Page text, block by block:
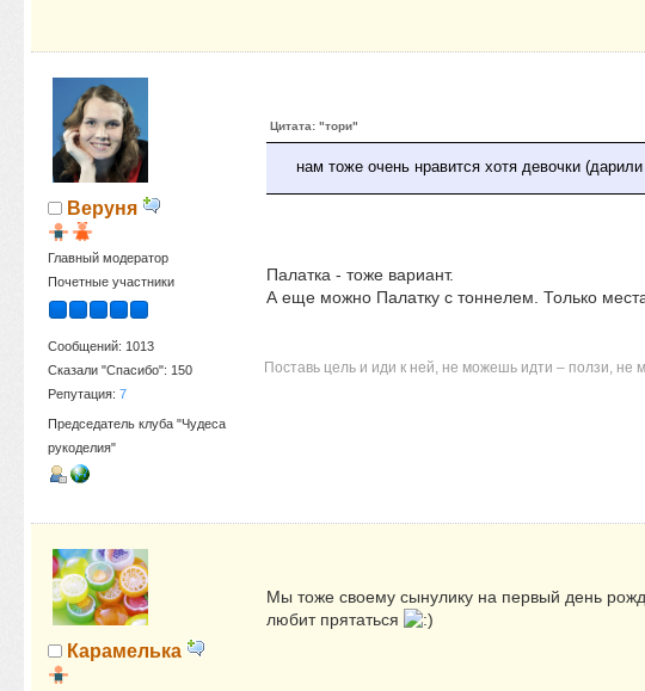
Веруня
Главный модератор
Почетные участники
Сообщений: 1013
Сказали "Спасибо": 150
Репутация: 7
Председатель клуба "Чудеса
рукоделия"
Цитата: "тори"
нам тоже очень нравится хотя девочки
Палатка - тоже вариант.
А еще можно Палатку с тоннелем. Только
Поставь цель и иди к ней, не можешь идти – ползи, не
Карамелька
Мы тоже своему сынулику на первый день
любит прятаться